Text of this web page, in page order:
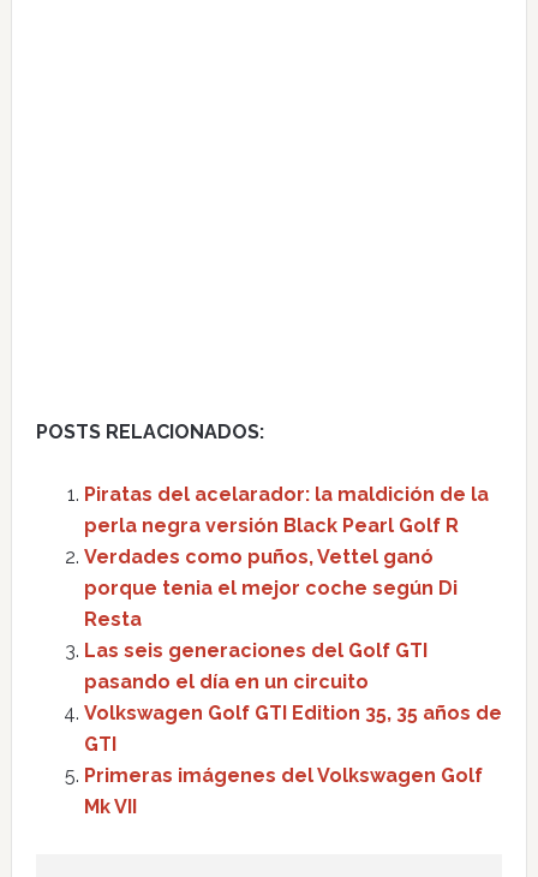
POSTS RELACIONADOS:
Piratas del acelarador: la maldición de la
perla negra versión Black Pearl Golf R
Verdades como puños, Vettel ganó
porque tenia el mejor coche según Di
Resta
Las seis generaciones del Golf GTI
pasando el día en un circuito
Volkswagen Golf GTI Edition 35, 35 años de
GTI
Primeras imágenes del Volkswagen Golf
Mk VII